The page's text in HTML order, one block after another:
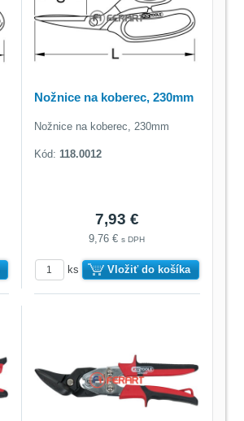
Nožnice na koberec, 230mm
Nožnice na koberec, 230mm
Kód: 118.0012
7,93 €
9,76 €s DPH
ks Vložiť do košíka